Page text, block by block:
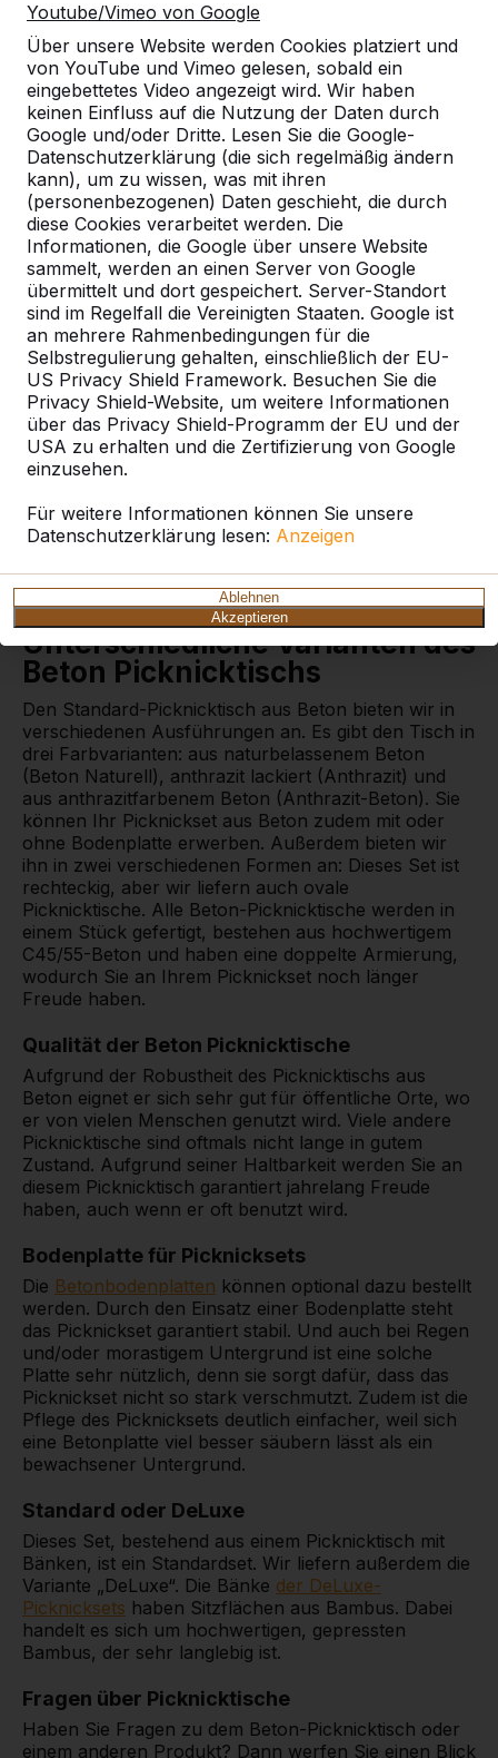
Youtube/Vimeo von Google
Über unsere Website werden Cookies platziert und
von YouTube und Vimeo gelesen, sobald ein
eingebettetes Video angezeigt wird. Wir haben
keinen Einfluss auf die Nutzung der Daten durch
Google und/oder Dritte. Lesen Sie die Google-
Datenschutzerklärung (die sich regelmäßig ändern
kann), um zu wissen, was mit ihren
(personenbezogenen) Daten geschieht, die durch
diese Cookies verarbeitet werden. Die
Informationen, die Google über unsere Website
sammelt, werden an einen Server von Google
übermittelt und dort gespeichert. Server-Standort
sind im Regelfall die Vereinigten Staaten. Google ist
an mehrere Rahmenbedingungen für die
Selbstregulierung gehalten, einschließlich der EU-
US Privacy Shield Framework. Besuchen Sie die
Privacy Shield-Website, um weitere Informationen
über das Privacy Shield-Programm der EU und der
USA zu erhalten und die Zertifizierung von Google
einzusehen.
Für weitere Informationen können Sie unsere
Datenschutzerklärung lesen: Anzeigen
Ablehnen
Akzeptieren
Zum Angebot hinzufügen
Kostenlose Lieferung und Aufstellung in
Deutschland.
Innerhalb von 4 Arbeitswochen geliefert.
Wie funktioniert die Lieferung?Video ansehen
Picknickset, Beton
Picknicktische mit
Sitzbänken
Picknicksets findet man fast überall: auf Spielplätzen,
in der Natur, auf dem Schulhof oder im Wald. Ein
Beton-Picknicktisch mit Bänken ist ein schöner Ort,
um sich mit jemandem zu unterhalten, eine Pause zu
machen oder mit Kindern zu spielen. Sie sind an
einem Picknicktisch aus Beton interessiert? Auf
unserer Website finden Sie verschiedene Picknicksets
aus Beton.
Unterschiedliche Varianten des
Beton Picknicktischs
Den Standard-Picknicktisch aus Beton bieten wir in
verschiedenen Ausführungen an. Es gibt den Tisch in
drei Farbvarianten: aus naturbelassenem Beton
(Beton Naturell), anthrazit lackiert (Anthrazit) und
aus anthrazitfarbenem Beton (Anthrazit-Beton). Sie
können Ihr Picknickset aus Beton zudem mit oder
ohne Bodenplatte erwerben. Außerdem bieten wir
ihn in zwei verschiedenen Formen an: Dieses Set ist
rechteckig, aber wir liefern auch ovale
Picknicktische. Alle Beton-Picknicktische werden in
einem Stück gefertigt, bestehen aus hochwertigem
C45/55-Beton und haben eine doppelte Armierung,
wodurch Sie an Ihrem Picknickset noch länger
Freude haben.
Qualität der Beton Picknicktische
Aufgrund der Robustheit des Picknicktischs aus
Beton eignet er sich sehr gut für öffentliche Orte, wo
er von vielen Menschen genutzt wird. Viele andere
Picknicktische sind oftmals nicht lange in gutem
Zustand. Aufgrund seiner Haltbarkeit werden Sie an
diesem Picknicktisch garantiert jahrelang Freude
haben, auch wenn er oft benutzt wird.
Bodenplatte für Picknicksets
Die Betonbodenplatten können optional dazu bestellt
werden. Durch den Einsatz einer Bodenplatte steht
das Picknickset garantiert stabil. Und auch bei Regen
und/oder morastigem Untergrund ist eine solche
Platte sehr nützlich, denn sie sorgt dafür, dass das
Picknickset nicht so stark verschmutzt. Zudem ist die
Pflege des Picknicksets deutlich einfacher, weil sich
eine Betonplatte viel besser säubern lässt als ein
bewachsener Untergrund.
Standard oder DeLuxe
Dieses Set, bestehend aus einem Picknicktisch mit
Bänken, ist ein Standardset. Wir liefern außerdem die
Variante „DeLuxe“. Die Bänke der DeLuxe-
Picknicksets haben Sitzflächen aus Bambus. Dabei
handelt es sich um hochwertigen, gepressten
Bambus, der sehr langlebig ist.
Fragen über Picknicktische
Haben Sie Fragen zu dem Beton-Picknicktisch oder
einem anderen Produkt? Dann werfen Sie einen Blick